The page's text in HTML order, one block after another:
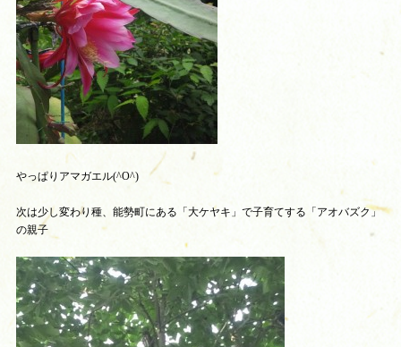
やっぱりアマガエル(^O^)
次は少し変わり種、能勢町にある「大ケヤキ」で子育てする「アオバズク」
の親子